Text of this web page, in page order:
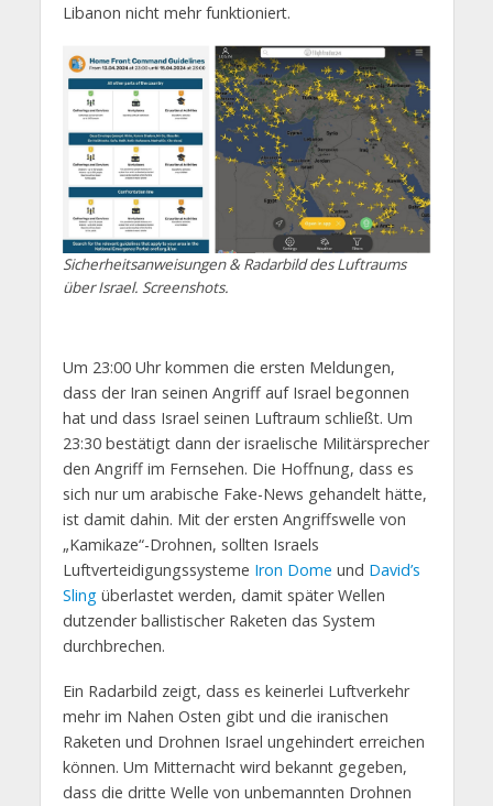
Libanon nicht mehr funktioniert.
Sicherheitsanweisungen & Radarbild des Luftraums
über Israel. Screenshots.
Um 23:00 Uhr kommen die ersten Meldungen,
dass der Iran seinen Angriff auf Israel begonnen
hat und dass Israel seinen Luftraum schließt. Um
23:30 bestätigt dann der israelische Militärsprecher
den Angriff im Fernsehen. Die Hoffnung, dass es
sich nur um arabische Fake-News gehandelt hätte,
ist damit dahin. Mit der ersten Angriffswelle von
„Kamikaze“-Drohnen, sollten Israels
Luftverteidigungssysteme Iron Dome und David’s
Slingüberlastet werden, damit später Wellen
dutzender ballistischer Raketen das System
durchbrechen.
Ein Radarbild zeigt, dass es keinerlei Luftverkehr
mehr im Nahen Osten gibt und die iranischen
Raketen und Drohnen Israel ungehindert erreichen
können. Um Mitternacht wird bekannt gegeben,
dass die dritte Welle von unbemannten Drohnen